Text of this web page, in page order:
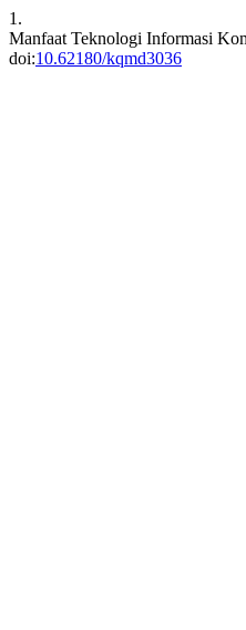
1.
Manfaat Teknologi Informasi
doi:10.62180/kqmd3036